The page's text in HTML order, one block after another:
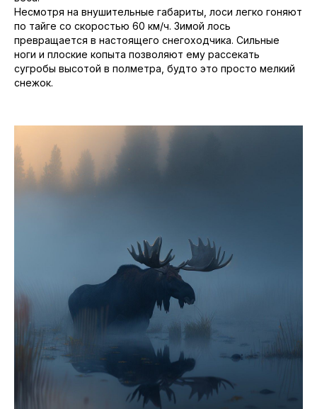
Несмотря на внушительные габариты, лоси легко гоняют
по тайге со скоростью 60 км/ч. Зимой лось
превращается в настоящего снегоходчика. Сильные
ноги и плоские копыта позволяют ему рассекать
сугробы высотой в полметра, будто это просто мелкий
снежок.